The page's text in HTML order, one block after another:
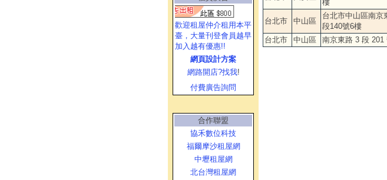
歡迎租屋仲介租用本平
臺，大量刊登會員越早
加入越有優惠!!
網頁設計方案
網路開店?找我!
付費廣告詢問
合作聯盟
協禾數位科技
福爾摩沙租屋網
中壢租屋網
北台灣租屋網
樓
台北市 中山區
台北市中山區南京
段140號6樓
台北市 中山區 南京東路 3 段 201